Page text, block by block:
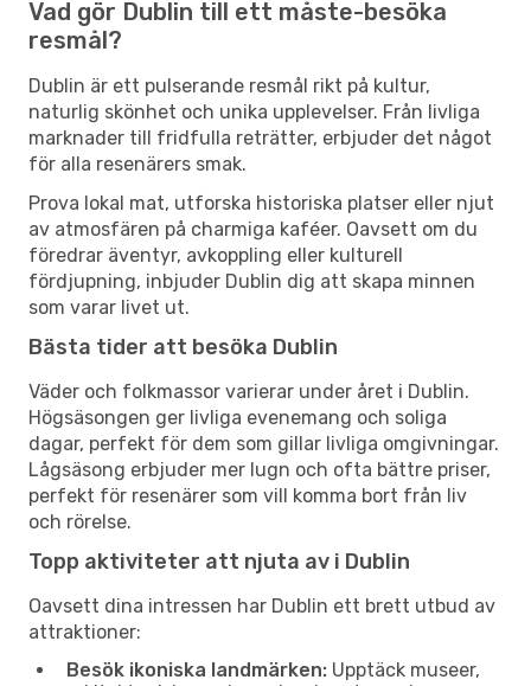
Vad gör Dublin till ett måste-besöka
resmål?
Dublin är ett pulserande resmål rikt på kultur,
naturlig skönhet och unika upplevelser. Från livliga
marknader till fridfulla reträtter, erbjuder det något
för alla resenärers smak.
Prova lokal mat, utforska historiska platser eller njut
av atmosfären på charmiga kaféer. Oavsett om du
föredrar äventyr, avkoppling eller kulturell
fördjupning, inbjuder Dublin dig att skapa minnen
som varar livet ut.
Bästa tider att besöka Dublin
Väder och folkmassor varierar under året i Dublin.
Högsäsongen ger livliga evenemang och soliga
dagar, perfekt för dem som gillar livliga omgivningar.
Lågsäsong erbjuder mer lugn och ofta bättre priser,
perfekt för resenärer som vill komma bort från liv
och rörelse.
Topp aktiviteter att njuta av i Dublin
Oavsett dina intressen har Dublin ett brett utbud av
attraktioner:
Besök ikoniska landmärken: Upptäck museer,